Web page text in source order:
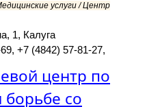
услуги / Центр
1, Калуга
+7 (4842) 57-81-27,
центр по
со